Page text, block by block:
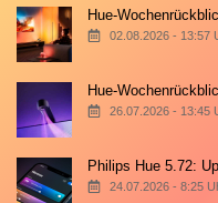
Hue-
02.08.2026 - 13:57
Hue-
26.07.2026 - 13:45
Philips Hue 5.72:
24.07.2026 - 8:25